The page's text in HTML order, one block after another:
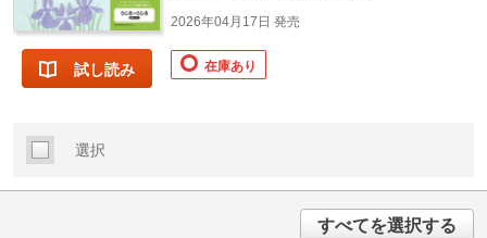
試し読み
2026年04月17日 発売
在庫あり
選択
すべてを選択する